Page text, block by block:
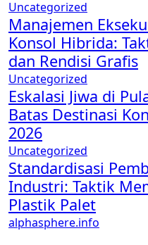
Uncategorized
Manajemen
Konsol Hibrida:
dan Rendisi Grafis
Uncategorized
Eskalasi Jiwa di
Batas Destinasi
2026
Uncategorized
Standardisasi
Industri: Taktik
Plastik Palet
alphasphere.info